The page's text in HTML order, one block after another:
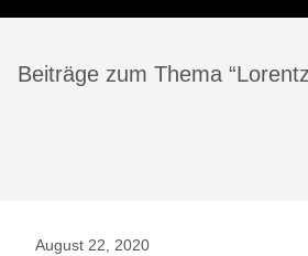
Beiträge zum Thema
August 22, 2020